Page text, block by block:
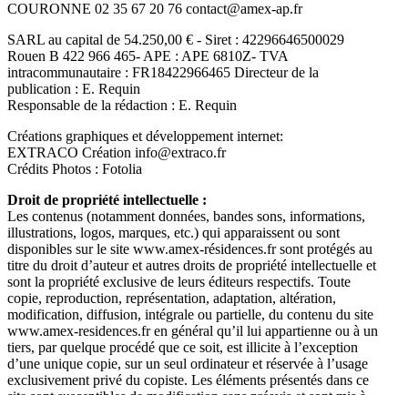
COURONNE 02 35 67 20 76 contact@amex-ap.fr
SARL au capital de 54.250,00 € - Siret : 42296646500029
Rouen B 422 966 465- APE : APE 6810Z- TVA
intracommunautaire : FR18422966465 Directeur de la
publication : E. Requin
Responsable de la rédaction : E. Requin
Créations graphiques et développement internet:
EXTRACO Création info@extraco.fr
Crédits Photos : Fotolia
Droit de propriété intellectuelle :
Les contenus (notamment données, bandes sons, informations,
illustrations, logos, marques, etc.) qui apparaissent ou sont
disponibles sur le site www.amex-résidences.fr sont protégés au
titre du droit d’auteur et autres droits de propriété intellectuelle et
sont la propriété exclusive de leurs éditeurs respectifs. Toute
copie, reproduction, représentation, adaptation, altération,
modification, diffusion, intégrale ou partielle, du contenu du site
www.amex-residences.fr en général qu’il lui appartienne ou à un
tiers, par quelque procédé que ce soit, est illicite à l’exception
d’une unique copie, sur un seul ordinateur et réservée à l’usage
exclusivement privé du copiste. Les éléments présentés dans ce